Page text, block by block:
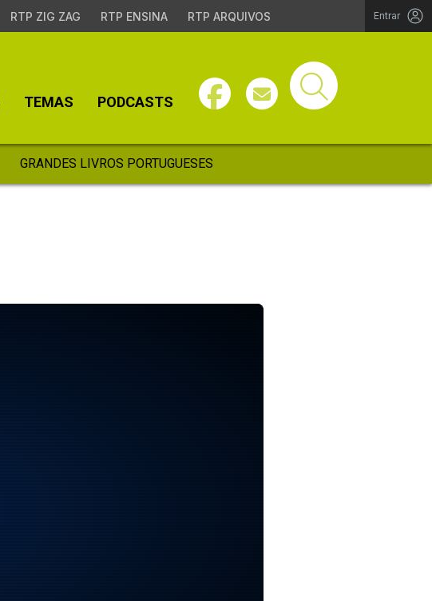
RTP ZIG ZAG RTP ENSINA RTP ARQUIVOS Entrar
TEMAS PODCASTS
GRANDES LIVROS PORTUGUESES